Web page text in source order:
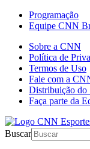
Programação
Equipe CNN
Sobre a CNN
Política de
Termos de Uso
Fale com a
Distribuição do
Faça parte da
Buscar